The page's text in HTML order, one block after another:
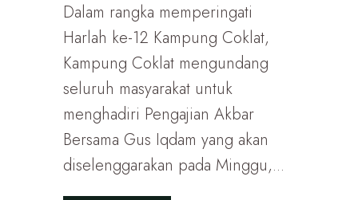
Dalam rangka memperingati
Harlah ke-12 Kampung Coklat,
Kampung Coklat mengundang
seluruh masyarakat untuk
menghadiri Pengajian Akbar
Bersama Gus Iqdam yang akan
diselenggarakan pada Minggu,...